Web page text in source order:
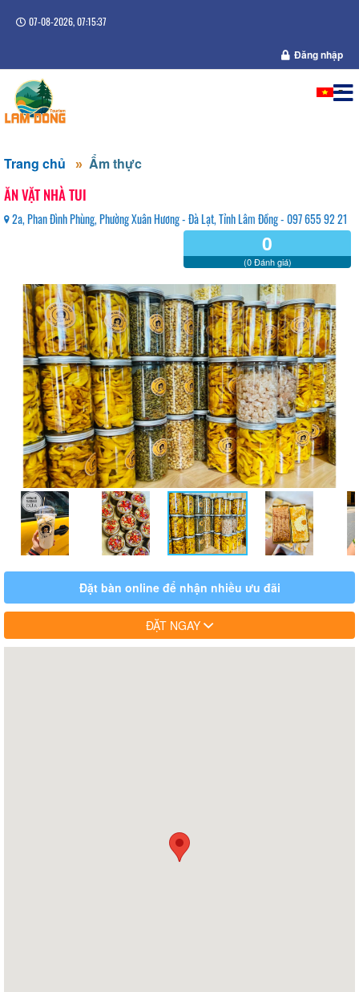
07-08-2026, 07:15:37
Đăng nhập
Trang chủ Ẩm thực
ĂN VẶT NHÀ TUI
2a, Phan Đình Phùng, Phường Xuân Hương - Đà Lạt, Tỉnh Lâm Đồng - 097 655 92 21
0
(0 Đánh giá)
Đặt bàn online để nhận nhiều ưu đãi
ĐẶT NGAY